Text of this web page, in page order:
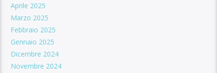
Aprile 2025
Marzo 2025
Febbraio 2025
Gennaio 2025
Dicembre 2024
Novembre 2024